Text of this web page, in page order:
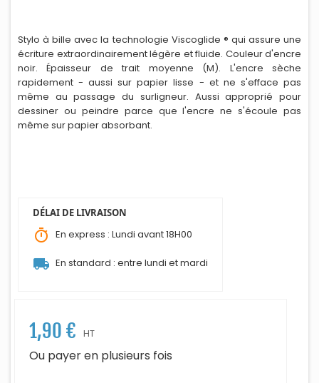
Stylo à bille avec la technologie Viscoglide ® qui assure une
écriture extraordinairement légère et fluide. Couleur d'encre
noir. Épaisseur de trait moyenne (M). L'encre sèche
rapidement - aussi sur papier lisse - et ne s'efface pas
même au passage du surligneur. Aussi approprié pour
dessiner ou peindre parce que l'encre ne s'écoule pas
même sur papier absorbant.
DÉLAI DE LIVRAISON
timer En express : Lundi avant 18H00
local_shipping En standard : entre lundi et mardi
1,90 € HT
Ou payer en plusieurs fois